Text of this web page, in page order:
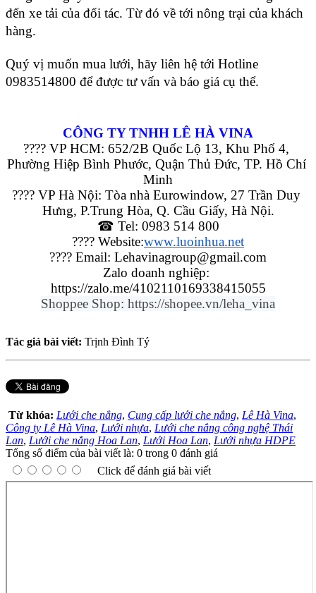
đến xe tải của đối tác. Từ đó về tới nông trại của khách
hàng.
Quý vị muốn mua lưới, hãy liên hệ tới Hotline
0983514800 để được tư vấn và báo giá cụ thể.
CÔNG TY TNHH LÊ HÀ VINA
???? VP HCM: 652/2B Quốc Lộ 13, Khu Phố 4,
Phường Hiệp Bình Phước, Quận Thủ Đức, TP. Hồ Chí
Minh
???? VP Hà Nội: Tòa nhà Eurowindow, 27 Trần Duy
Hưng, P.Trung Hòa, Q. Cầu Giấy, Hà Nội.
☎ Tel: 0983 514 800
???? Website:www.luoinhua.net
???? Email: Lehavinagroup@gmail.com
https://zalo.me/4102110169338415055
Shoppee Shop: https://shopee.vn/leha_vina
Tác giả bài viết: Trịnh Đình Tý
Từ khóa: Lưới che nắng, Cung cấp lưới che nắng, Lê Hà Vina,
Công ty Lê Hà Vina, Lưới nhựa, Lưới che nắng công nghệ Thái
Lan, Lưới che nắng Hoa Lan, Lưới Hoa Lan, Lưới nhựa HDPE
Tổng số điểm của bài viết là: 0 trong 0 đánh giá
Click để đánh giá bài viết